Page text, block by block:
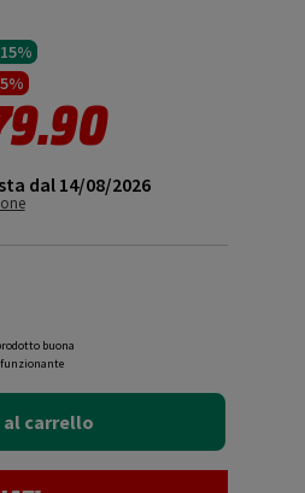
da
dal 14/08/2026
buona
carrello